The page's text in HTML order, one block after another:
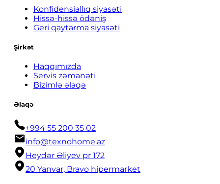
Konfidensiallıq siyasəti
Hissə-hissə ödəniş
Geri qaytarma siyasəti
Şirkət
Haqqımızda
Servis zəmanəti
Bizimlə əlaqə
Əlaqə
+994 55 200 35 02
info@texnohome.az
Heydər Əliyev pr 172
20 Yanvar, Bravo hipermarket